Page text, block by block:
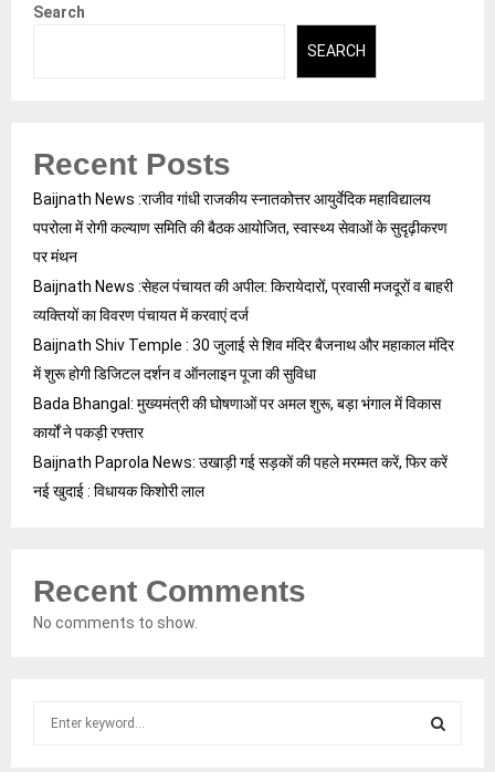
Search
SEARCH
Recent Posts
Baijnath News :राजीव गांधी राजकीय स्नातकोत्तर आयुर्वेदिक महाविद्यालय
पपरोला में रोगी कल्याण समिति की बैठक आयोजित, स्वास्थ्य सेवाओं के सुदृढ़ीकरण
पर मंथन
Baijnath News :सेहल पंचायत की अपील: किरायेदारों, प्रवासी मजदूरों व बाहरी
व्यक्तियों का विवरण पंचायत में करवाएं दर्ज
Baijnath Shiv Temple : 30 जुलाई से शिव मंदिर बैजनाथ और महाकाल मंदिर
में शुरू होगी डिजिटल दर्शन व ऑनलाइन पूजा की सुविधा
Bada Bhangal: मुख्यमंत्री की घोषणाओं पर अमल शुरू, बड़ा भंगाल में विकास
कार्यों ने पकड़ी रफ्तार
Baijnath Paprola News: उखाड़ी गई सड़कों की पहले मरम्मत करें, फिर करें
नई खुदाई : विधायक किशोरी लाल
Recent Comments
No comments to show.